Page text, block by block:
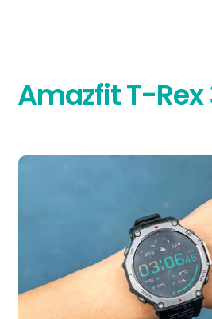
Amazfit T-Rex